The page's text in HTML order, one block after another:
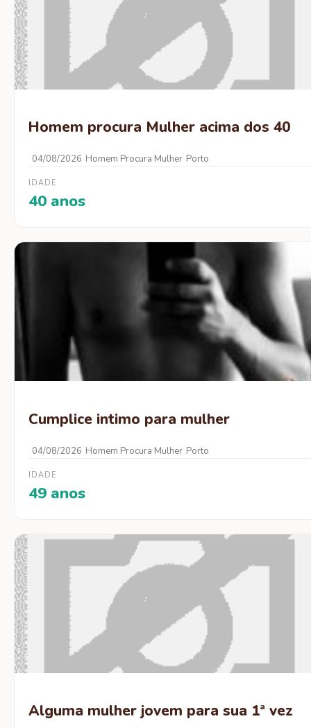
Homem procura Mulher acima dos 40
04/08/2026 Homem Procura Mulher Porto
IDADE
40 anos
Cumplice intimo para mulher
04/08/2026 Homem Procura Mulher Porto
IDADE
49 anos
Alguma mulher jovem para sua 1ª vez